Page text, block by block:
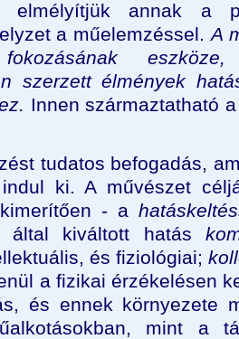
elmélyítjük annak a
a műelemzéssel.A
fokozásának
szerzett élmények
Innen származtatható
tudatos befogadás,
ki. A művészet
- a
által kiváltott hatás
és fiziológiai;
a fizikai érzékelésen
és ennek környezete
mint a